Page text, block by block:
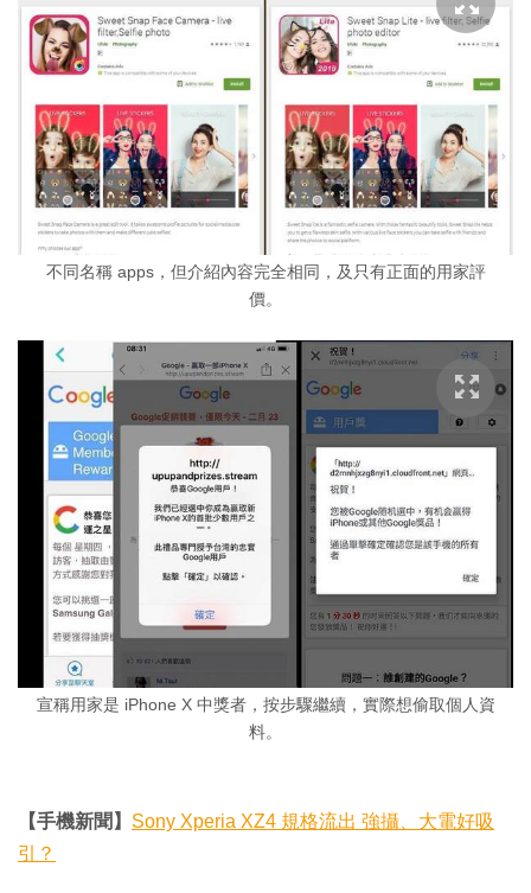
不同名稱 apps，但介紹內容完全相同，及只有正面的用家評
價。
宣稱用家是 iPhone X 中獎者，按步驟繼續，實際想偷取個人資
料。
【手機新聞】 Sony Xperia XZ4 規格流出 強攝、大電好吸
引？